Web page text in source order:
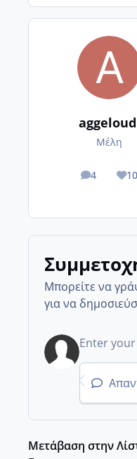
Μέλη
4
posts 10
Μπορείτε να
για να
Μετάβαση στην